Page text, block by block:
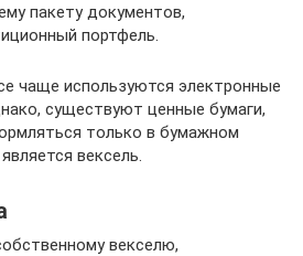
пакету документов,
портфель.
чаще используются электронные
существуют ценные бумаги,
только в бумажном
вексель.
векселю,